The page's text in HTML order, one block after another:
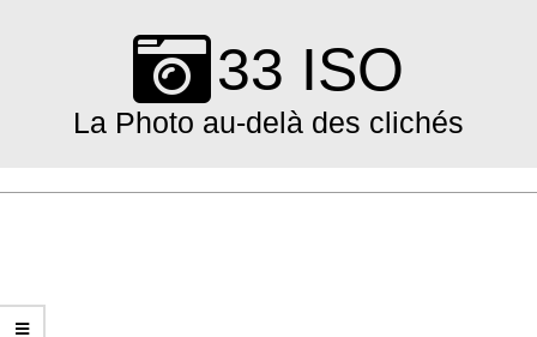
33 ISO
La Photo au-delà des clichés
Primary